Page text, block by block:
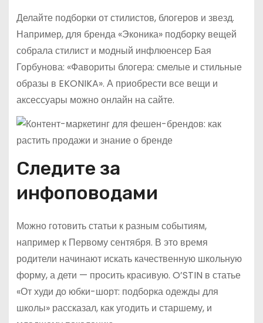
Делайте подборки от стилистов, блогеров и звезд.
Например, для бренда «Эконика» подборку вещей
собрала стилист и модный инфлюенсер Бая
Горбунова: «Фавориты блогера: смелые и стильные
образы в EKONIKA». А приобрести все вещи и
аксессуары можно онлайн на сайте.
Следите за
инфоповодами
Можно готовить статьи к разным событиям,
например к Первому сентября. В это время
родители начинают искать качественную школьную
форму, а дети — просить красивую. O’STIN в статье
«От худи до юбки-шорт: подборка одежды для
школы» рассказал, как угодить и старшему, и